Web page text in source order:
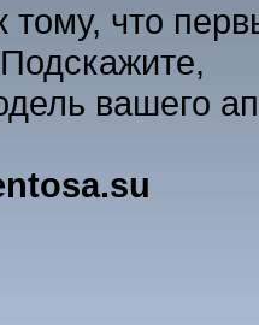
тому, что
вашего